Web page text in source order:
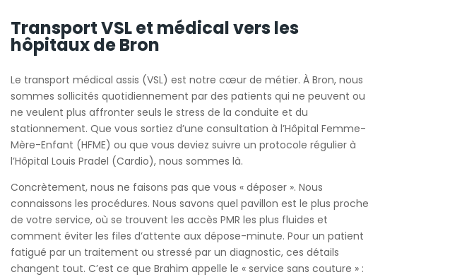
Transport VSL et médical vers les
hôpitaux de Bron
Le transport médical assis (VSL) est notre cœur de métier. À Bron, nous
sommes sollicités quotidiennement par des patients qui ne peuvent ou
ne veulent plus affronter seuls le stress de la conduite et du
stationnement. Que vous sortiez d’une consultation à l’Hôpital Femme-
Mère-Enfant (HFME) ou que vous deviez suivre un protocole régulier à
l’Hôpital Louis Pradel (Cardio), nous sommes là.
Concrètement, nous ne faisons pas que vous « déposer ». Nous
connaissons les procédures. Nous savons quel pavillon est le plus proche
de votre service, où se trouvent les accès PMR les plus fluides et
comment éviter les files d’attente aux dépose-minute. Pour un patient
fatigué par un traitement ou stressé par un diagnostic, ces détails
changent tout. C’est ce que Brahim appelle le « service sans couture » :